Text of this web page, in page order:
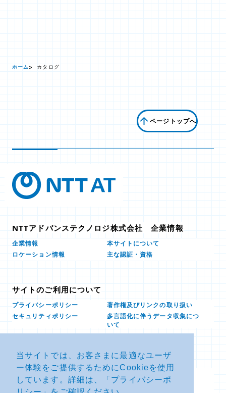
当サイトでは、お客さまに最適なユーザ
ー体験をご提供するためにCookieを使用
しています。詳細は、「 プライバシーポ
ホーム カタログ
ページトップへ
NTTアドバンステクノロジ株式会社 企業情報
企業情報
本サイトについて
ロケーション情報
主な認証・資格
サイトのご利用について
プライバシーポリシー
著作権及びリンクの取り扱い
セキュリティポリシー
多言語化に伴うデータ収集につ
いて
お問い合せ
よくあるお問い合わせFAQ
SDSダウンロード
製品・サービスに関する重要な
お知らせ
その他のお問い合わせ